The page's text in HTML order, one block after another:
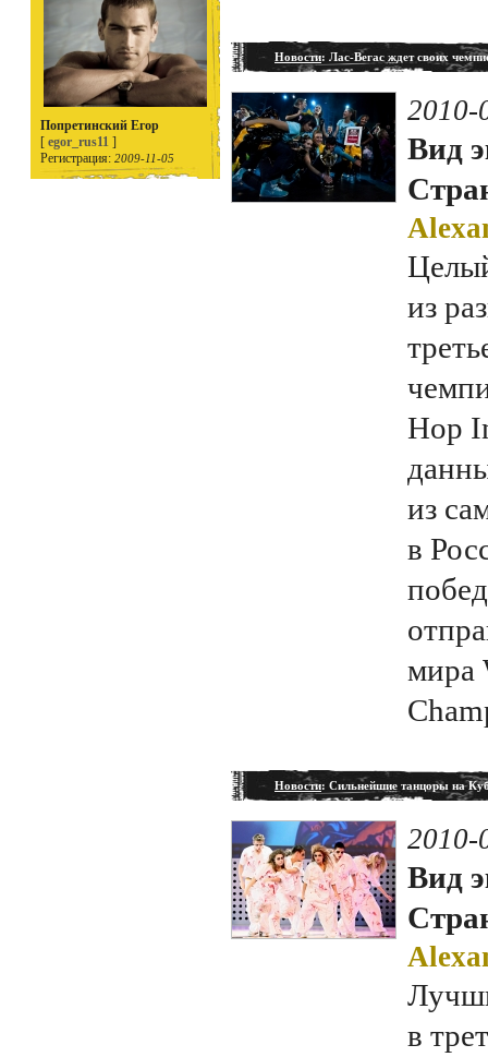
Попретинский Егор
[ egor_rus11 ]
Регистрация: 2009-11-05
Новости: Лас-Вегас ждет своих
2010-
Вид
из
Hop
из
в
мира
Новости: Сильнейшие танцоры на
2010-
Вид
в